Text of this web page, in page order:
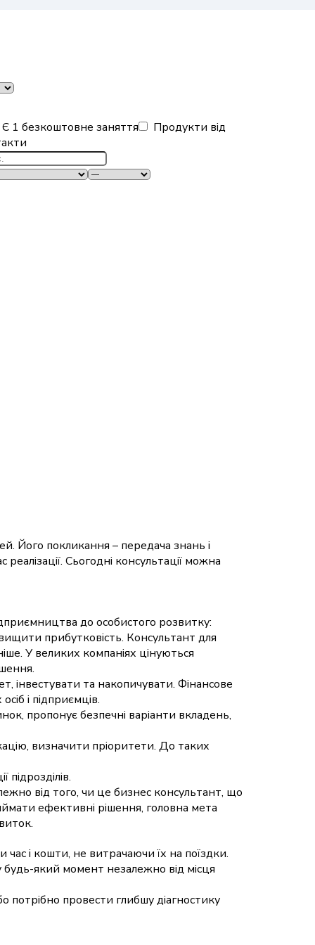
Є 1 безкоштовне заняття
Продукти від
Його покликання – передача знань і
Сьогодні консультації можна
до особистого розвитку:
прибутковість. Консультант для
У великих компаніях цінуються
інвестувати та накопичувати. Фінансове
і підприємців.
пропонує безпечні варіанти вкладень,
визначити пріоритети. До таких
від того, чи це бизнес консультант, що
ефективні рішення, головна мета
і кошти, не витрачаючи їх на поїздки.
будь-який момент незалежно від місця
провести глибшу діагностику